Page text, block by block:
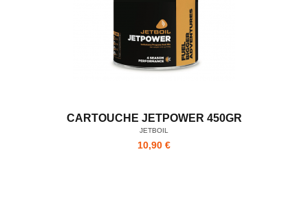
CARTOUCHE JETPOWER 450GR
JETBOIL
10,90 €